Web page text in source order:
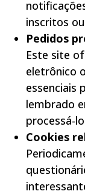
inscritos
Pedidos
Este site
eletrônico
essenciais
lembrado
processá-
Cookies